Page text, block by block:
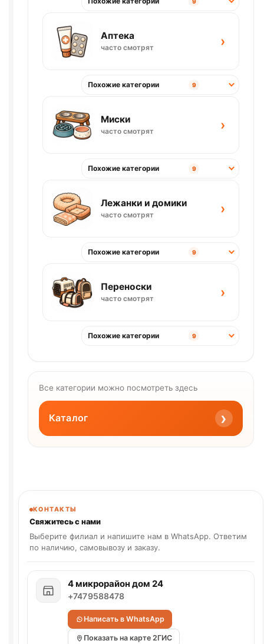
Аптека
часто смотрят ›
Похожие категории 9
Миски
часто смотрят ›
Похожие категории 9
Лежанки и домики
часто смотрят ›
Похожие категории 9
Переноски
часто смотрят ›
Похожие категории 9
Все категории можно посмотреть здесь
Каталог ›
КОНТАКТЫ
Свяжитесь с нами
Выберите филиал и напишите нам в WhatsApp. Ответим
по наличию, самовывозу и заказу.
4 микрорайон дом 24
+7479588478
Написать в WhatsApp
Показать на карте 2ГИС